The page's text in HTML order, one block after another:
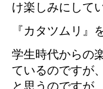
け楽しみにして
『カタツムリ』
学生時代からの
ているのですが
と思うのですが